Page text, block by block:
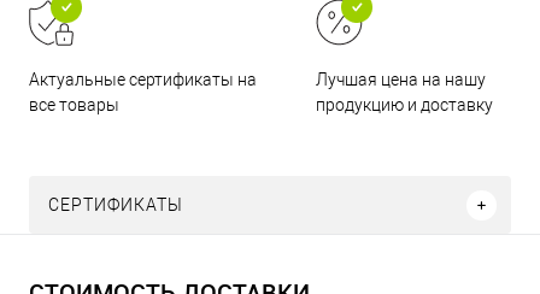
Актуальные сертификаты на
все товары
Лучшая цена на нашу
продукцию и доставку
СЕРТИФИКАТЫ